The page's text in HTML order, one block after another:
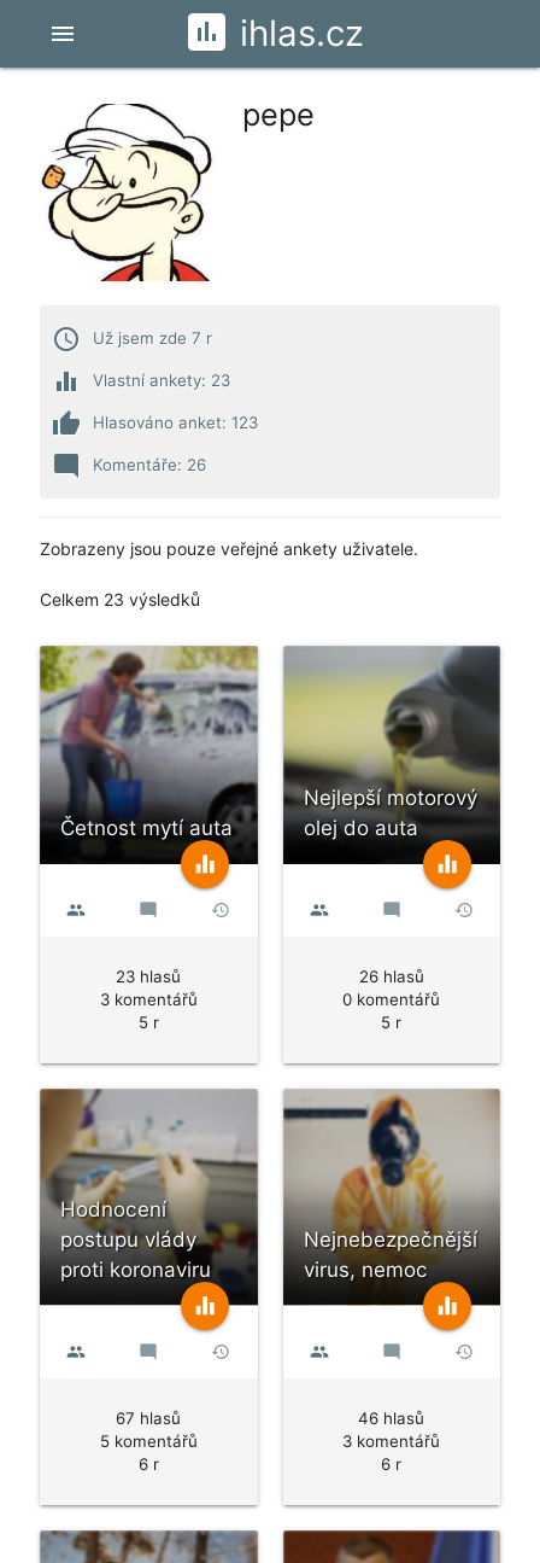
ihlas.cz
menu
pepe
access_time Už jsem zde 7 r
equalizer Vlastní ankety: 23
thumb_up Hlasováno anket: 123
mode_comment Komentáře: 26
Zobrazeny jsou pouze veřejné ankety uživatele.
Celkem 23 výsledků
Četnost mytí auta
equalizer
people mode_comment history
23 hlasů
3 komentářů
5 r
Nejlepší motorový
olej do auta
equalizer
people mode_comment history
26 hlasů
0 komentářů
5 r
Hodnocení
postupu vlády
proti koronaviru
equalizer
people mode_comment history
67 hlasů
5 komentářů
6 r
Nejnebezpečnější
virus, nemoc
equalizer
people mode_comment history
46 hlasů
3 komentářů
6 r